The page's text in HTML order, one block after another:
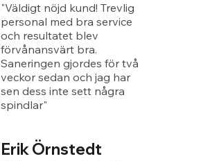
"Väldigt nöjd kund! Trevlig
personal med bra service
och resultatet blev
förvånansvärt bra.
Saneringen gjordes för två
veckor sedan och jag har
sen dess inte sett några
spindlar"
Erik Örnstedt